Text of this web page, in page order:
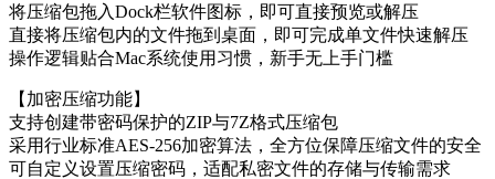
将压缩包拖入Dock栏软件图标，即可直接预览或解压
直接将压缩包内的文件拖到桌面，即可完成单文件快速解压
操作逻辑贴合Mac系统使用习惯，新手无上手门槛
【加密压缩功能】
支持创建带密码保护的ZIP与7Z格式压缩包
采用行业标准AES-256加密算法，全方位保障压缩文件的安全
可自定义设置压缩密码，适配私密文件的存储与传输需求